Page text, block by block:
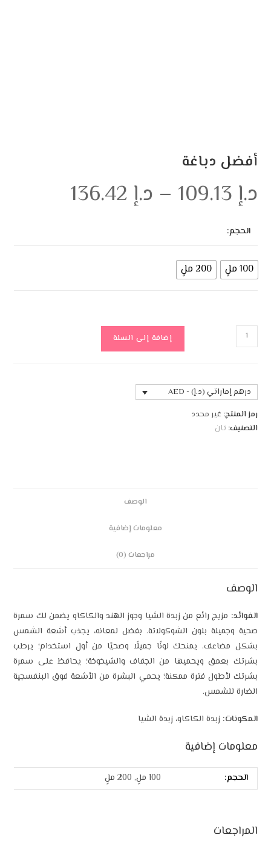
أفضل دباغة
د.إ – د.إ
الحجم:
100 ملٍ 200 ملٍ
إضافة إلى السلة
درهم إماراتي (د.إ) - AED
رمز المنتج: غير محدد
التصنيف: تان
الوصف
معلومات إضافية
مراجعات (0)
الوصف
الفوائد: مزيج رائع من زبدة الشيا وجوز الهند والكاكاو يضمن لك سمرة
صحية وجميلة بلون الشوكولاتة. بفضل لمعانه، يجذب أشعة الشمس
بشكل مضاعف. يمنحك لونًا جميلًا وصحيًا من أول استخدام؛ يرطب
بشرتك بعمق ويحميها من الجفاف والشيخوخة؛ يحافظ على سمرة
بشرتك لأطول فترة ممكنة؛ يحمي البشرة من الأشعة فوق البنفسجية
الضارة للشمس.
المكونات: زبدة الكاكاو، زبدة الشيا
معلومات إضافية
الحجم: 100 ملٍ, 200 ملٍ
المراجعات